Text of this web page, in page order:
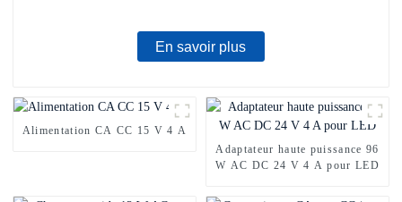
En savoir plus
Alimentation CA CC 15 V 4 A
Adaptateur haute puissance 96
W AC DC 24 V 4 A pour LED